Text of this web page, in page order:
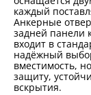
каждый
Анкерные
задней панели
входит в
надёжный
вместимость,
защиту,
вскрытия.